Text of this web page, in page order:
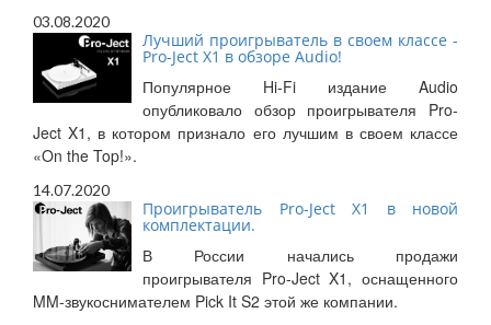
03.08.2020
Лучший проигрыватель в своем классе -
Pro-Ject X1 в обзоре Audio!
Популярное Hi-Fi издание Audio
опубликовало обзор проигрывателя Pro-
Ject X1, в котором признало его лучшим в своем классе
«On the Top!».
14.07.2020
Проигрыватель Pro-Ject X1 в новой
комплектации.
В России начались продажи
проигрывателя Pro-Ject X1, оснащенного
MM-звукоснимателем Pick It S2 этой же компании.